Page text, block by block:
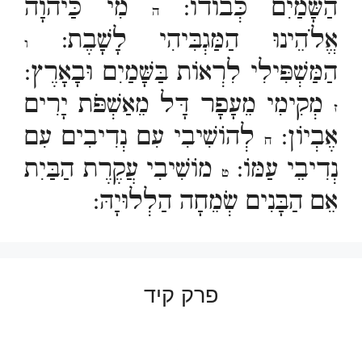
הַשָּׁמַיִם כְּבוֹדוֹ: ה
מִי כַּיהוָה
אֱלֹהֵינוּ הַמַּגְבִּיהִי לָשָׁבֶת:
ו
הַמַּשְׁפִּילִי לִרְאוֹת בַּשָּׁמַיִם וּבָאָרֶץ:
ז
מְקִימִי מֵעָפָר דָּל מֵאַשְׁפֹּת יָרִים
אֶבְיוֹן:
ח לְהוֹשִׁיבִי עִם נְדִיבִים עִם
נְדִיבֵי עַמּוֹ:ט מוֹשִׁיבִי עֲקֶרֶת הַבַּיִת
אֵם הַבָּנִים שְׂמֵחָה הַלְלוּיָהּ:
פרק קיד